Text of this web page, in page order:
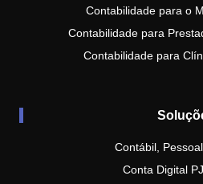
Contabilidade para o
Contabilidade para
Contabilidade para
Contábil,
Conta Digital